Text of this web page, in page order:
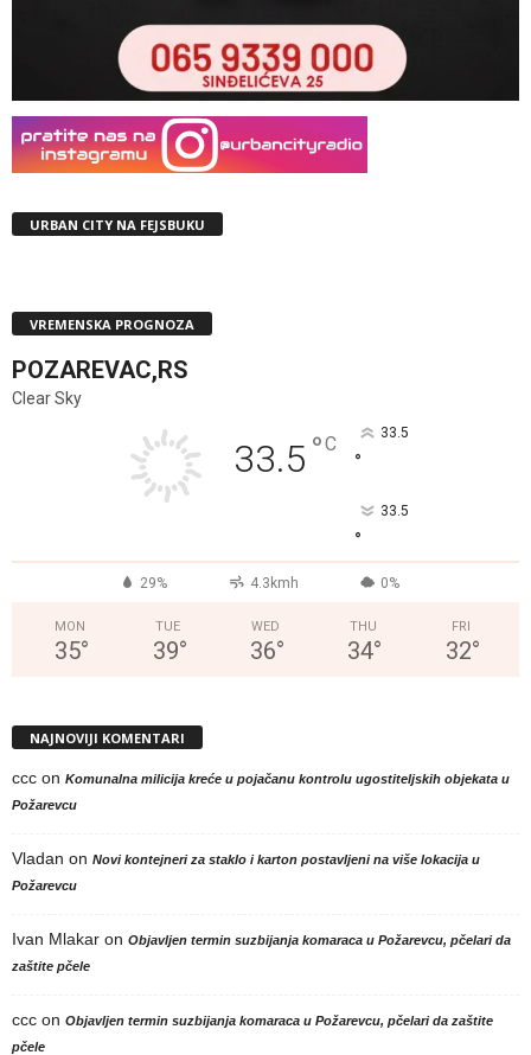
URBAN CITY NA FEJSBUKU
VREMENSKA PROGNOZA
POZAREVAC,RS
Clear Sky
33.5 °C 33.5
°
33.5
°
29% 4.3kmh 0%
MON
35°
TUE
39°
WED
36°
THU
34°
FRI
32°
NAJNOVIJI KOMENTARI
ccc on Komunalna milicija kreće u pojačanu kontrolu ugostiteljskih objekata u
Požarevcu
Vladan on Novi kontejneri za staklo i karton postavljeni na više lokacija u
Požarevcu
Ivan Mlakar on Objavljen termin suzbijanja komaraca u Požarevcu, pčelari da
zaštite pčele
ccc on Objavljen termin suzbijanja komaraca u Požarevcu, pčelari da zaštite
pčele